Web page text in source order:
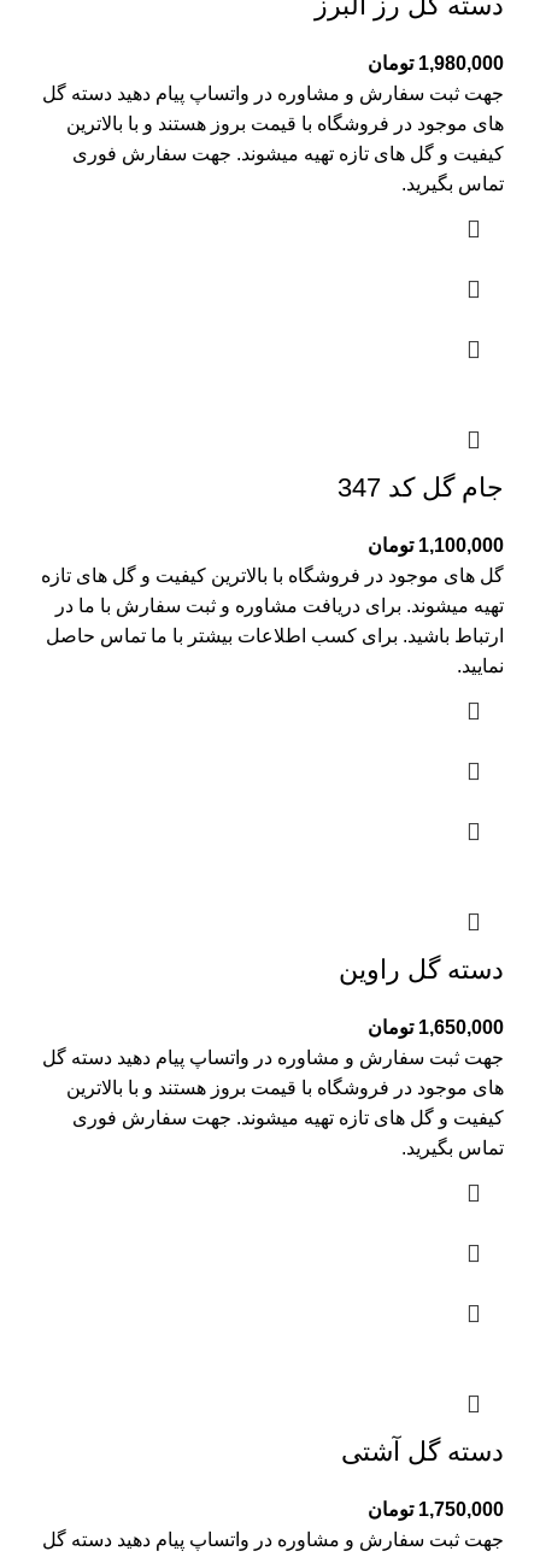
1,980,000 تومان
جهت ثبت سفارش و مشاوره در واتساپ پیام دهید دسته گل
های موجود در فروشگاه با قیمت بروز هستند و با بالاترین
کیفیت و گل های تازه تهیه میشوند. جهت سفارش فوری
تماس بگیرید.
جام گل کد 347
1,100,000 تومان
گل های موجود در فروشگاه با بالاترین کیفیت و گل های تازه
تهیه میشوند. برای دریافت مشاوره و ثبت سفارش با ما در
ارتباط باشید. برای کسب اطلاعات بیشتر با ما تماس حاصل
نمایید.
دسته گل راوین
1,650,000 تومان
جهت ثبت سفارش و مشاوره در واتساپ پیام دهید دسته گل
های موجود در فروشگاه با قیمت بروز هستند و با بالاترین
کیفیت و گل های تازه تهیه میشوند. جهت سفارش فوری
تماس بگیرید.
دسته گل آشتی
1,750,000 تومان
جهت ثبت سفارش و مشاوره در واتساپ پیام دهید دسته گل